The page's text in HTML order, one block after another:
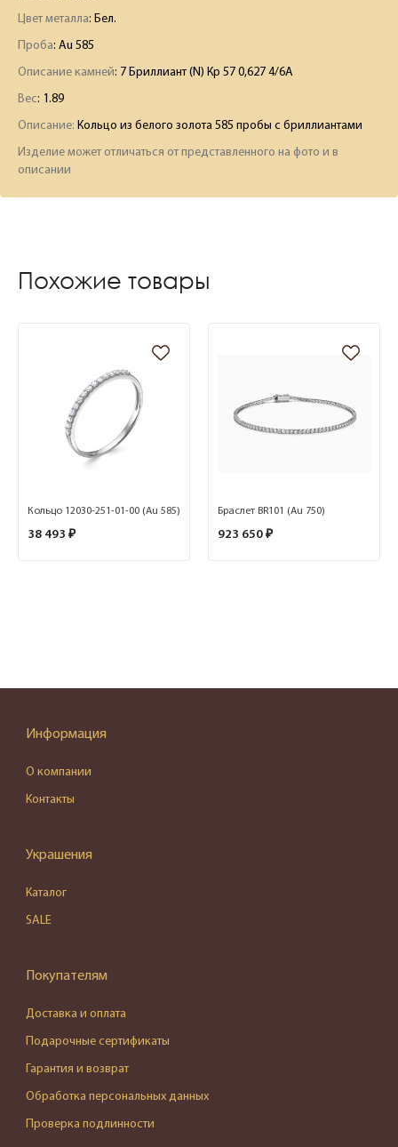
Цвет металла: Бел.
Проба: Au 585
Описание камней: 7 Бриллиант (N) Кр 57 0,627 4/6А
Вес: 1.89
Описание: Кольцо из белого золота 585 пробы с бриллиантами
Изделие может отличаться от представленного на фото и в
описании
Похожие товары
Кольцо 12030-251-01-00 (Au 585)
38 493 ₽
Браслет BR101 (Au 750)
923 650 ₽
Информация
О компании
Контакты
Украшения
Каталог
SALE
Покупателям
Доставка и оплата
Подарочные сертификаты
Гарантия и возврат
Обработка персональных данных
Проверка подлинности